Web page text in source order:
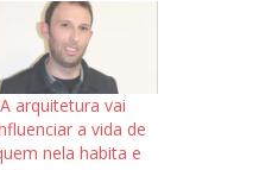
arquitetura vai
a vida de
nela habita e